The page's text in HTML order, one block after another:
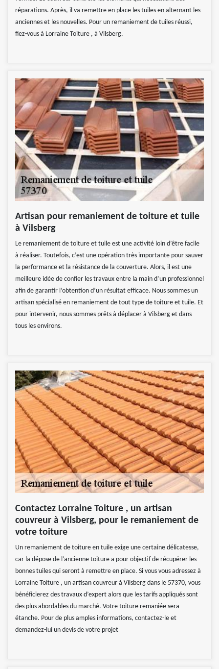
réparations. Après, il va remettre en place les tuiles en alternant les
anciennes et les nouvelles. Pour un remaniement de tuiles réussi,
fiez-vous à Lorraine Toiture , à Vilsberg.
Artisan pour remaniement de toiture et tuile
à Vilsberg
Le remaniement de toiture et tuile est une activité loin d’être facile
à réaliser. Toutefois, c’est une opération très importante pour sauver
la performance et la résistance de la couverture. Alors, il est une
meilleure idée de confier les travaux entre la main d’un professionnel
afin de garantir l’obtention d’un résultat efficace. Nous sommes un
artisan spécialisé en remaniement de tout type de toiture et tuile. Et
pour intervenir, nous sommes prêts à déplacer à Vilsberg et dans
tous les environs.
Contactez Lorraine Toiture , un artisan
couvreur à Vilsberg, pour le remaniement de
votre toiture
Un remaniement de toiture en tuile exige une certaine délicatesse,
car la dépose de l’ancienne toiture a pour objectif de récupérer les
bonnes tuiles qui seront à remettre en place. Si vous vous adressez à
Lorraine Toiture , un artisan couvreur à Vilsberg dans le 57370, vous
bénéficierez des travaux d’expert alors que les tarifs appliqués sont
des plus abordables du marché. Votre toiture remaniée sera
étanche. Pour de plus amples informations, contactez-le et
demandez-lui un devis de votre projet